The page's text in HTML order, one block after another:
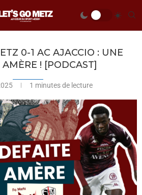
0-1 AC AJACCIO : UNE
! [PODCAST]
1 minutes de lecture